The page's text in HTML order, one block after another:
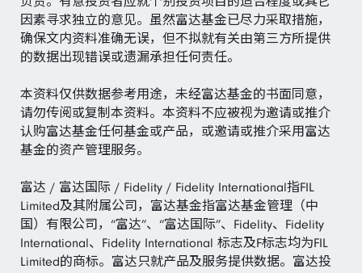
因素寻求独立的意见。虽然富达基金已尽力采取措施，
确保文内资料准确无误，但不拟就有关由第三方所提供
的数据出现错误或遗漏承担任何责任。
本资料仅供数据参考用途，未经富达基金的书面同意，
请勿传阅或复制本资料。本资料不应被视为邀请或推介
认购富达基金任何基金或产品，或邀请或推介采用富达
基金的资产管理服务。
富达 / 富达国际 / Fidelity / Fidelity International指FIL
Limited及其附属公司，富达基金指富达基金管理（中
国）有限公司，“富达”、“富达国际”、Fidelity、Fidelity
International、Fidelity International 标志及F标志均为FIL
Limited的商标。富达只就产品及服务提供数据。富达投